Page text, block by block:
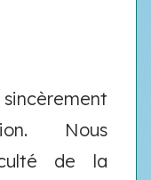
Nous
de la